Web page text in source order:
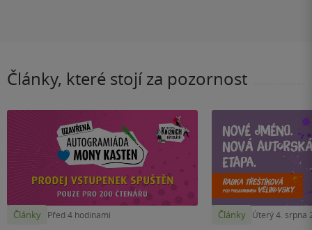
Články, které stojí za pozornost
Články Před 4 hodinami Články Úterý 4. srpna